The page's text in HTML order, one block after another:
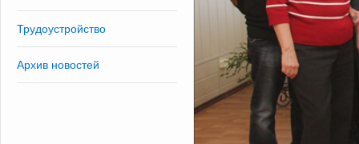
Трудоустройство
Архив новостей